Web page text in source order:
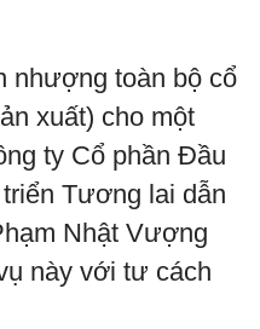
nhượng toàn bộ cổ
xuất) cho một
ty Cổ phần Đầu
Tương lai dẫn
Nhật Vượng
này với tư cách